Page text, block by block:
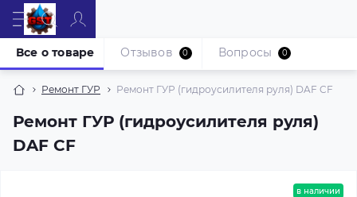
Ремонт ГУР Ремонт ГУР (гидроусилителя руля) DAF CF
Ремонт ГУР (гидроусилителя руля)
DAF CF
Все о товаре Отзывов 0 Вопросы 0
в наличии